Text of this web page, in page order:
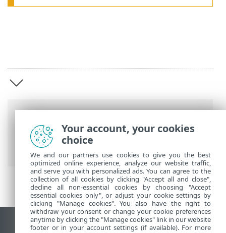
ESET Online Yardım
ESET Business
Account> ESET Business Account giriş
Masaüstü sitesini görüntüle
Your account, your cookies
choice
We and our partners use cookies to give you the best
optimized online experience, analyze our website traffic,
and serve you with personalized ads. You can agree to the
collection of all cookies by clicking "Accept all and close",
decline all non-essential cookies by choosing "Accept
essential cookies only", or adjust your cookie settings by
clicking "Manage cookies". You also have the right to
withdraw your consent or change your cookie preferences
anytime by clicking the "Manage cookies" link in our website
footer or in your account settings (if available). For more